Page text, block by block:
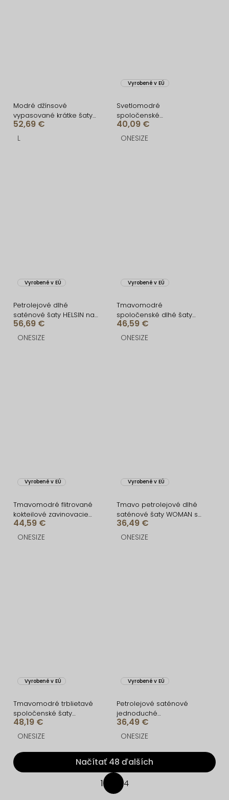
Modré džínsové
vypasované krátke šaty
MUNDIS
52,69 €
L
Vyrobené v EÚ
Svetlomodré
spoločenské
jednoduché dlhé šaty
TEMIRA
40,09 €
ONESIZE
Vyrobené v EÚ
Petrolejové dlhé
saténové šaty HELSIN na
ramienka
56,69 €
ONESIZE
Vyrobené v EÚ
Tmavomodré
spoločenské dlhé šaty
FAYELA
46,59 €
ONESIZE
Vyrobené v EÚ
Tmavomodré flitrované
kokteilové zavinovacie
šaty ARDELE
44,59 €
ONESIZE
Vyrobené v EÚ
Tmavo petrolejové dlhé
saténové šaty WOMAN s
opaskom
36,49 €
ONESIZE
Vyrobené v EÚ
Tmavomodré trblietavé
spoločenské šaty
ZUNETRA s výstrihom
48,19 €
ONESIZE
Vyrobené v EÚ
Petrolejové saténové
jednoduché
spoločenské šaty EZMIRA
36,49 €
ONESIZE
O
v
Načítať 48 ďalších
1 4